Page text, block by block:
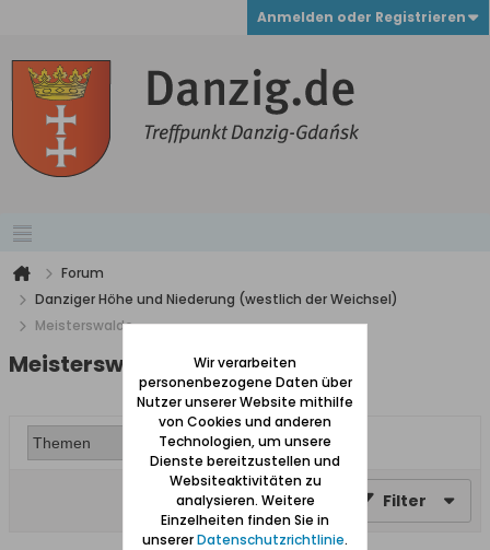
Anmelden oder Registrieren
Forum
Danziger Höhe und Niederung (westlich der Weichsel)
Meisterswalde
Meisterswalde
Filter
Wir verarbeiten
personenbezogene Daten über
Nutzer unserer Website mithilfe
von Cookies und anderen
Technologien, um unsere
Dienste bereitzustellen und
Websiteaktivitäten zu
analysieren. Weitere
Einzelheiten finden Sie in
unsererDatenschutzrichtlinie.